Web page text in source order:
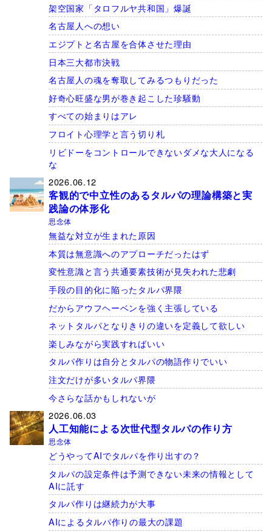
架空国家「タロフルヤ共和国」爆誕
名古屋人への想い
エジプトと名古屋を合体させた理由
日本三大都市決戦
名古屋人の魂を奪取してみるつもりだった
好奇心旺盛な男が巻き起こした珍騒動
すべての始まりはアレ
フロイト心理学と言う切り札
リビドーをコントロールできないダメな大人になる
な
2026.06.12
客観的で中立性のあるタルパの理論構築と実
践論の体形化
思念体
無益な対立が生まれた原因
本質は無意識へのアプローチだったはず
変性意識と言う共通要素技術が見失われた悲劇
手段の目的化に陥ったタルパ界隈
だからアウフヘーベンを強く主張している
ネットタルパとなりきりの違いを定義して欲しい
楽しみながら実践すればいい
タルパ作りは自分とタルパの物語作りでいい
注文だけが多いタルパ界隈
今さらな話かもしれないが
2026.06.03
人工知能による次世代型タルパの作り方
思念体
どうやってAIでタルパを作り出すの？
タルパの設定条件は予測できない未来の情報として
AIに託す
タルパ作りは継続力が大事
AIによるタルパ作りの最大の課題